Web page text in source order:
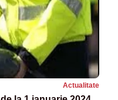
Actualitate